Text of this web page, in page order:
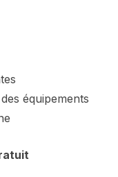
équipements